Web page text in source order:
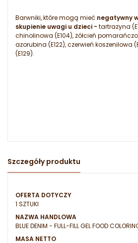
Barwniki, które mogą mieć negatywny
skupienie uwagi u dzieci - tartrazyna
chinolinowa (E104), żółcień
azorubina (E122), czerwień koszenilowa
(E129).
Szczegóły produktu
OFERTA DOTYCZY
1 SZTUKI
NAZWA HANDLOWA
BLUE DENIM - FULL-FILL GEL FOOD
MASA NETTO